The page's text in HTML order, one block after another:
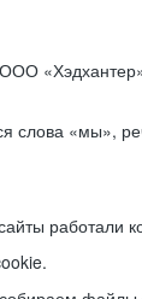
слова «мы»,
работали